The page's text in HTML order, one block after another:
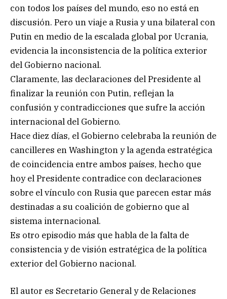
con todos los países del mundo, eso no está en
discusión. Pero un viaje a Rusia y una bilateral con
Putin en medio de la escalada global por Ucrania,
evidencia la inconsistencia de la política exterior
del Gobierno nacional.
Claramente, las declaraciones del Presidente al
finalizar la reunión con Putin, reflejan la
confusión y contradicciones que sufre la acción
internacional del Gobierno.
Hace diez días, el Gobierno celebraba la reunión de
cancilleres en Washington y la agenda estratégica
de coincidencia entre ambos países, hecho que
hoy el Presidente contradice con declaraciones
sobre el vínculo con Rusia que parecen estar más
destinadas a su coalición de gobierno que al
sistema internacional.
Es otro episodio más que habla de la falta de
consistencia y de visión estratégica de la política
exterior del Gobierno nacional.
El autor es Secretario General y de Relaciones